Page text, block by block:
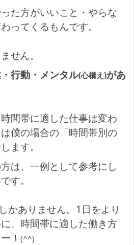
た方がいいこと・やらな
ってくるもんです。
せん。
行動・メンタル(心構え)があ
間帯に適した仕事は変わ
僕の場合の「時間帯別の
ます。
は、一例として参考にし
す。
かありません。1日をより
、時間帯に適した働き方
！ (^^)